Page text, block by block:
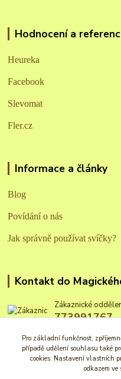
Hodnocení a
Heureka
Facebook
Slevomat
Fler.cz
Informace a články
Blog
Povídání o nás
Jak správně používat svíčky?
Kontakt do
Zákaznické
773991767
info@magickysvet.cz
Pro základní funkčnost,
případě udělení souhlasu také
cookies. Nastavení vlastních
odkazem ve